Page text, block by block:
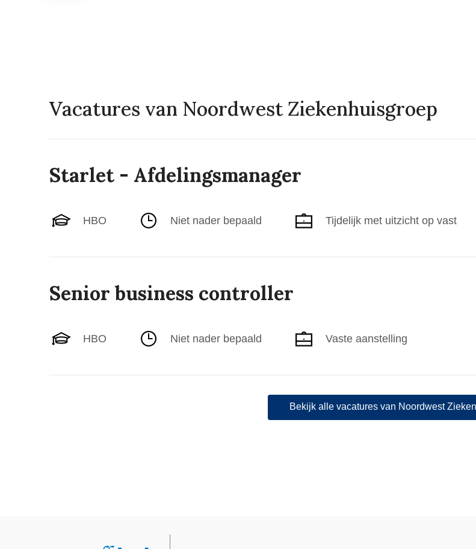
Vacatures van Noordwest Ziekenhuisgroep
Starlet - Afdelingsmanager
HBO Niet nader bepaald Tijdelijk met uitzicht op vast
Senior business controller
HBO Niet nader bepaald Vaste aanstelling
Bekijk alle vacatures van Noordwest